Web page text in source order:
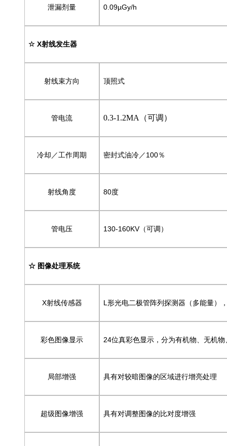
泄漏剂量 0.09µGy/h
☆ X射线发生器
射线束方向 顶照式
管电流 0.3-1.2MA（可调）
冷却／工作周期 密封式油冷／100％
射线角度 80度
管电压 130-160KV（可调）
☆ 图像处理系统
X射线传感器 L形光电二极管阵列探测器（多能量）
彩色图像显示 24位真彩色显示，分为有机物、无机
局部增强 具有对较暗图像的区域进行增亮处理
超级图像增强 具有对调整图像的比对度增强